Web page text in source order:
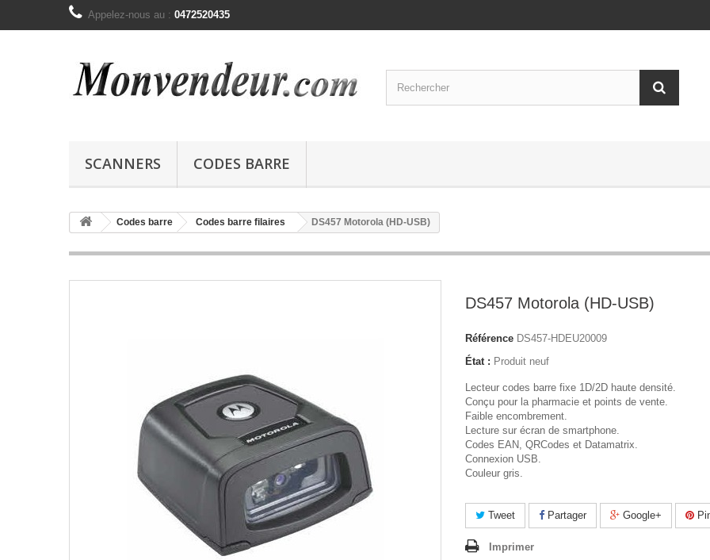
Appelez-nous au : 0472520435
SCANNERS CODES BARRE
Codes barre Codes barre filaires DS457 Motorola (HD-USB)
DS457 Motorola (HD-USB)
Référence DS457-HDEU20009
État : Produit neuf
Lecteur codes barre fixe 1D/2D haute densité.
Conçu pour la pharmacie et points de vente.
Faible encombrement.
Lecture sur écran de smartphone.
Codes EAN, QRCodes et Datamatrix.
Connexion USB.
Couleur gris.
Tweet Partager Google+
Imprimer